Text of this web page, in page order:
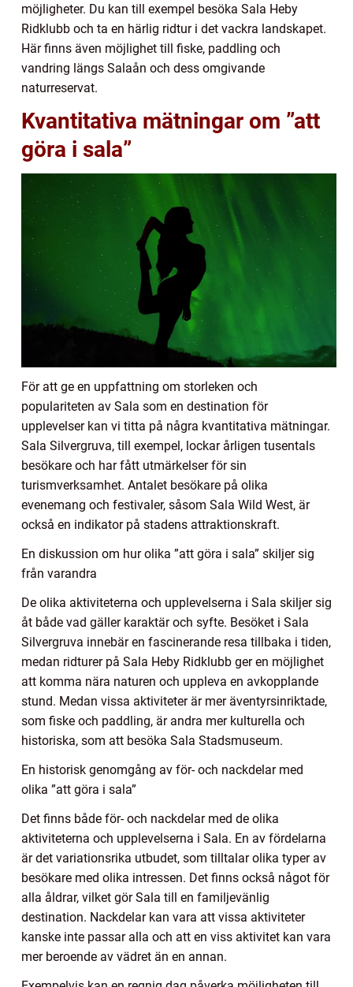
möjligheter. Du kan till exempel besöka Sala Heby
Ridklubb och ta en härlig ridtur i det vackra landskapet.
Här finns även möjlighet till fiske, paddling och
vandring längs Salaån och dess omgivande
naturreservat.
Kvantitativa mätningar om ”att
göra i sala”
För att ge en uppfattning om storleken och
populariteten av Sala som en destination för
upplevelser kan vi titta på några kvantitativa mätningar.
Sala Silvergruva, till exempel, lockar årligen tusentals
besökare och har fått utmärkelser för sin
turismverksamhet. Antalet besökare på olika
evenemang och festivaler, såsom Sala Wild West, är
också en indikator på stadens attraktionskraft.
En diskussion om hur olika ”att göra i sala” skiljer sig
från varandra
De olika aktiviteterna och upplevelserna i Sala skiljer sig
åt både vad gäller karaktär och syfte. Besöket i Sala
Silvergruva innebär en fascinerande resa tillbaka i tiden,
medan ridturer på Sala Heby Ridklubb ger en möjlighet
att komma nära naturen och uppleva en avkopplande
stund. Medan vissa aktiviteter är mer äventyrsinriktade,
som fiske och paddling, är andra mer kulturella och
historiska, som att besöka Sala Stadsmuseum.
En historisk genomgång av för- och nackdelar med
olika ”att göra i sala”
Det finns både för- och nackdelar med de olika
aktiviteterna och upplevelserna i Sala. En av fördelarna
är det variationsrika utbudet, som tilltalar olika typer av
besökare med olika intressen. Det finns också något för
alla åldrar, vilket gör Sala till en familjevänlig
destination. Nackdelar kan vara att vissa aktiviteter
kanske inte passar alla och att en viss aktivitet kan vara
mer beroende av vädret än en annan.